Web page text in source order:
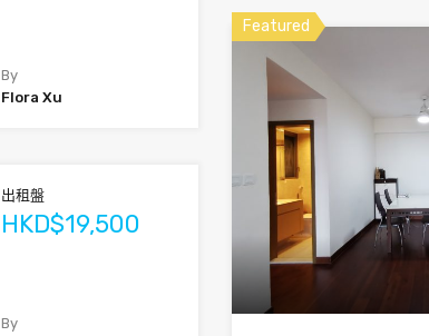
By
Flora Xu
出租盤
HKD$19,500
By
Featured